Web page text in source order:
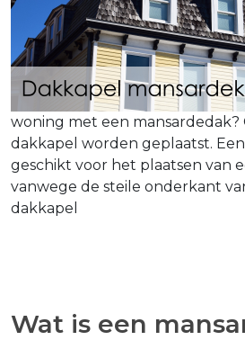
woning met een mansardedak?
dakkapel worden geplaatst.
geschikt voor het plaatsen van
vanwege de steile onderkant
dakkapel
Wat is een